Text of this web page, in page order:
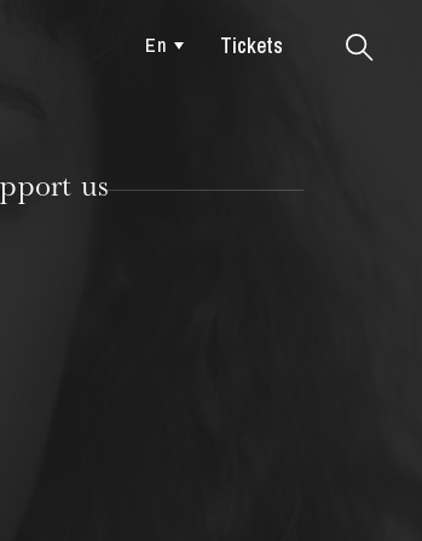
En Tickets
us